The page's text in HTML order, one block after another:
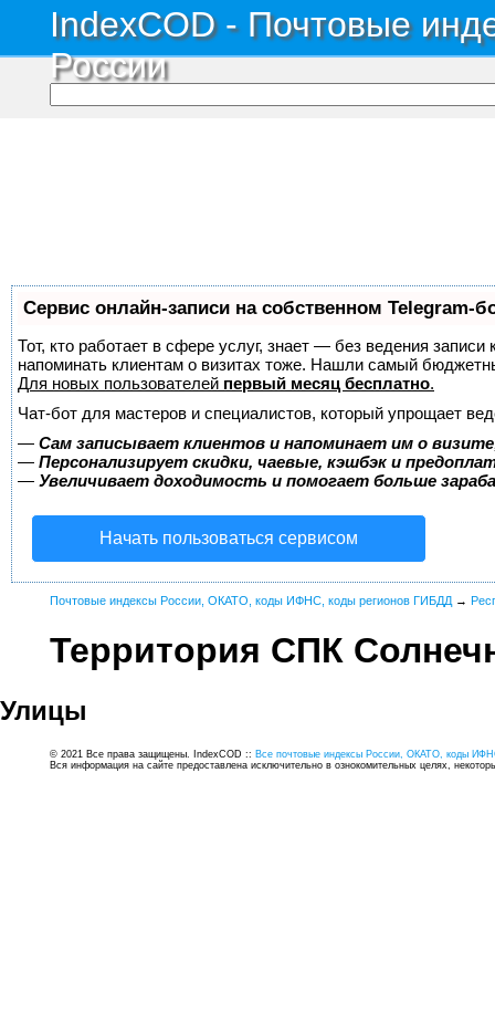
IndexCOD - Почтовые
России
Сервис онлайн-записи на собственном Telegram-
Тот, кто работает в сфере услуг, знает — без ведения
напоминать клиентам о визитах тоже. Нашли самый
Для новых пользователей первый месяц бесплатно.
Чат-бот для мастеров и специалистов, который упрощает
— Сам записывает клиентов и напоминает им о
— Персонализирует скидки, чаевые, кэшбэк и
— Увеличивает доходимость и помогает больше
Начать пользоваться сервисом
Почтовые индексы России, ОКАТО, коды ИФНС, коды регионов ГИБДД →
Территория СПК
Улицы
© 2021 Все права защищены. IndexCOD :: Все почтовые индексы России, ОКАТО, коды
Вся информация на сайте предоставлена исключительно в ознокомительных целях,